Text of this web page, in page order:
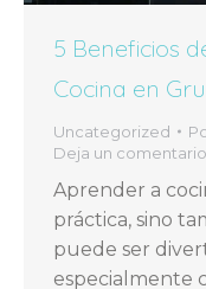
5 Beneficios
Cocina en
Uncategorized
Deja un comentario
Aprender a
práctica, sino
puede ser
especialmente